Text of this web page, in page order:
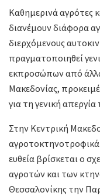
Καθημερινά αγρότες
διανέμουν διάφορα
διερχόμενους
πραγματοποιηθεί
εκπροσώπων από
Μακεδονίας,
για τη γενική
Στην Κεντρική
αγροτοκτηνοτροφικά
ευθεία βρίσκεται ο
αγροτών και των
Θεσσαλονίκης την